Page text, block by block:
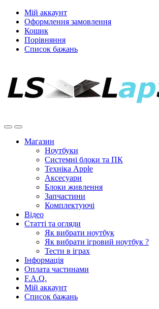
Мій аккаунт
Оформлення замовлення
Кошик
Порівняння
Список бажань
Магазин
Ноутбуки
Системні блоки та ПК
Техніка Apple
Аксесуари
Блоки живлення
Запчастини
Комплектуючі
Відео
Статті та огляди
Як вибрати ноутбук
Як вибрати ігровий ноутбук ?
Тести в іграх
Інформація
Оплата частинами
F.A.Q.
Мій аккаунт
Список бажань